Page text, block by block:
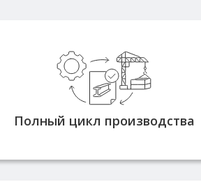
Полный цикл производства
Контролируем качество
производства
металлоконструкций на всех
этапах: от проектирования до
монтажа